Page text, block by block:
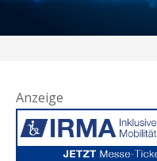
Anzeige